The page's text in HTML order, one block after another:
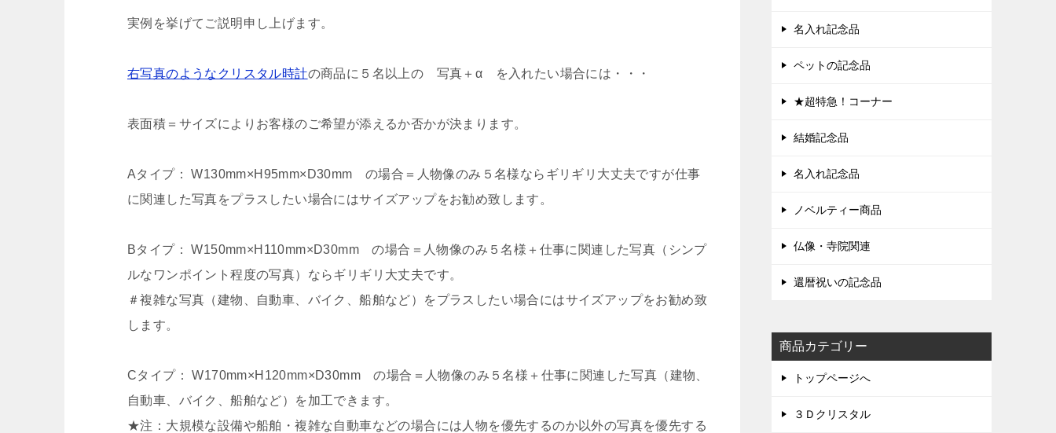
実例を挙げてご説明申し上げます。
右写真のようなクリスタル時計の商品に５名以上の 写真＋α を入れたい場合には・・・
表面積＝サイズによりお客様のご希望が添えるか否かが決まります。
Aタイプ： W130mm×H95mm×D30mm の場合＝人物像のみ５名様ならギリギリ大丈夫ですが仕事
に関連した写真をプラスしたい場合にはサイズアップをお勧め致します。
Bタイプ： W150mm×H110mm×D30mm の場合＝人物像のみ５名様＋仕事に関連した写真（シンプ
ルなワンポイント程度の写真）ならギリギリ大丈夫です。
＃複雑な写真（建物、自動車、バイク、船舶など）をプラスしたい場合にはサイズアップをお勧め致
します。
Cタイプ： W170mm×H120mm×D30mm の場合＝人物像のみ５名様＋仕事に関連した写真（建物、
自動車、バイク、船舶など）を加工できます。
★注：大規模な設備や船舶・複雑な自動車などの場合には人物を優先するのか以外の写真を優先する
名入れ記念品
ペットの記念品
★超特急！コーナー
結婚記念品
名入れ記念品
ノベルティー商品
仏像・寺院関連
還暦祝いの記念品
商品カテゴリー
トップページへ
３Ｄクリスタル